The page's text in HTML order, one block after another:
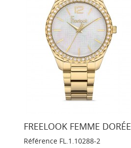
FREELOOK FEMME DORÉE
Référence FL.1.10288-2